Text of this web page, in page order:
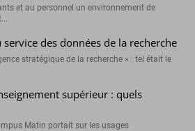
et au personnel un environnement de
service des données de la recherche
stratégique de la recherche » : tel était le
supérieur : quels
Matin portait sur les usages